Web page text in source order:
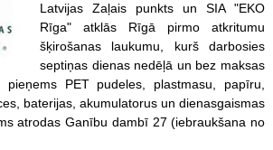
Latvijas Zaļais punkts un SIA "EKO
Rīga" atklās Rīgā pirmo atkritumu
šķirošanas laukumu, kurš darbosies
septiņas dienas nedēļā un bez maksas
pieņems PET pudeles, plastmasu, papīru,
baterijas, akumulatorus un dienasgaismas
atrodas Ganību dambī 27 (iebraukšana no